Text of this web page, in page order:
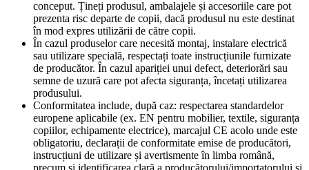
conceput. Țineți produsul, ambalajele și accesoriile care pot
prezenta risc departe de copii, dacă produsul nu este destinat
în mod expres utilizării de către copii.
În cazul produselor care necesită montaj, instalare electrică
sau utilizare specială, respectați toate instrucțiunile furnizate
de producător. În cazul apariției unui defect, deteriorări sau
semne de uzură care pot afecta siguranța, încetați utilizarea
produsului.
Conformitatea include, după caz: respectarea standardelor
europene aplicabile (ex. EN pentru mobilier, textile, siguranța
copiilor, echipamente electrice), marcajul CE acolo unde este
obligatoriu, declarații de conformitate emise de producători,
instrucțiuni de utilizare și avertismente în limba română,
precum și identificarea clară a producătorului/importatorului și